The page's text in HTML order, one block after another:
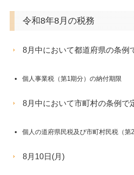
令和8年8月の税務
8月中において都道府県の条例
個人事業税（第1期分）の納付期限
8月中において市町村の条例で
個人の道府県民税及び市町村民税（第
8月10日(月)